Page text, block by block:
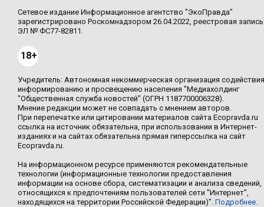
Сетевое издание Информационное агентство "ЭкоПравда"
зарегистрировано Роскомнадзором 26.04.2022, реестровая запись
ЭЛ № ФС77-82811.
18+
Учредитель: Автономная некоммерческая организация содействия
информированию и просвещению населения "Медиахолдинг
"Общественная служба новостей" (ОГРН 1187700006328).
Мнение редакции может не совпадать с мнением авторов.
При перепечатке или цитировании материалов сайта Ecopravda.ru
ссылка на источник обязательна, при использовании в Интернет-
изданиях и на сайтах обязательна прямая гиперссылка на сайт
Ecopravda.ru.
На информационном ресурсе применяются рекомендательные
технологии (информационные технологии предоставления
информации на основе сбора, систематизации и анализа сведений,
относящихся к предпочтениям пользователей сети "Интернет",
находящихся на территории Российской Федерации)". Подробнее.